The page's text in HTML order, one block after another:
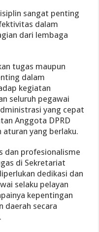
sangat penting
dalam
dari lembaga
tugas maupun
dalam
kegiatan
seluruh pegawai
yang cepat
Anggota DPRD
aturan yang berlaku.
dan profesionalisme
di Sekretariat
dedikasi dan
selaku pelayan
kepentingan
daerah secara